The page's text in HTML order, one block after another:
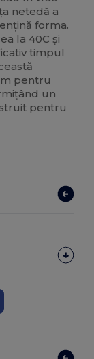
netedă a
forma.
la 40C și
timpul
pentru
un
pentru